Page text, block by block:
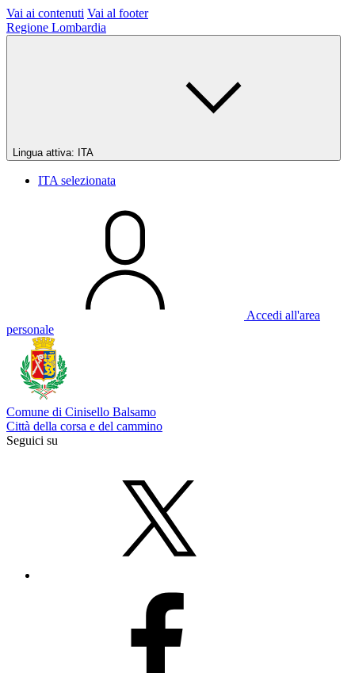
Vai ai contenuti Vai al footer
Regione Lombardia
Lingua attiva: ITA
ITA selezionata
Accedi all'area
personale
Comune di Cinisello Balsamo
Città della corsa e del cammino
Seguici su